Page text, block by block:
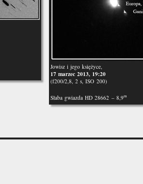
Jowisz i jego księżyce,
17 marzec 2013, 19:20
(f200/2,8, 2 s, ISO 200)
Słaba gwiazda HD 28662 – 8,9m